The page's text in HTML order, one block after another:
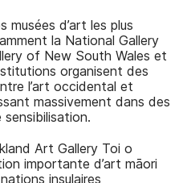
musées d’art les plus
la National Gallery
of New South Wales et
organisent des
l’art occidental et
massivement dans des
Art Gallery Toi o
importante d’art māori
insulaires